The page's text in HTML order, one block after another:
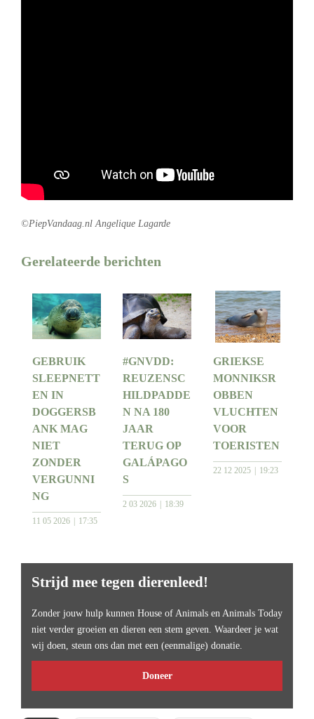
©PiepVandaag.nl Angelique Lagarde
Gerelateerde berichten
GEBRUIK
SLEEPNETT
EN IN
DOGGERSB
ANK MAG
NIET
ZONDER
VERGUNNI
NG
11 05 2026 17:35
#GNVDD:
REUZENSC
HILDPADDE
N NA 180
JAAR
TERUG OP
GALÁPAGO
S
2 03 2026 18:39
GRIEKSE
MONNIKSR
OBBEN
VLUCHTEN
VOOR
TOERISTEN
22 12 2025 19:23
Strijd mee tegen dierenleed!
Zonder jouw hulp kunnen House of Animals en Animals Today
niet verder groeien en dieren een stem geven. Waardeer je wat
wij doen, steun ons dan met een (eenmalige) donatie.
Doneer